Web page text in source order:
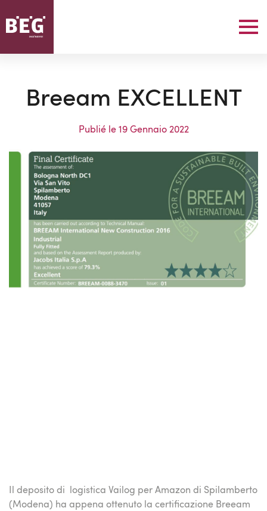
Breeam EXCELLENT
Publié le 19 Gennaio 2022
Il deposito di logistica Vailog per Amazon di Spilamberto
(Modena) ha appena ottenuto la certificazione Breeam